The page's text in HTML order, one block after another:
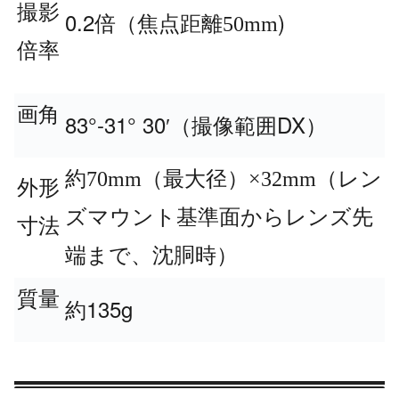
撮影
倍率
0.2倍（焦点距離50mm)
画角 83°-31° 30′ （撮像範囲 DX）
外形
寸法
約70mm（最大径）×32mm（レン
ズマウント基準面からレンズ先
端まで、沈胴時）
質量 約135g